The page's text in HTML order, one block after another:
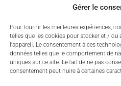
Gérer le
Pour fournir les meilleures expériences,
telles que les cookies pour stocker et / ou
l’appareil. Le consentement à ces
données telles que le comportement de
uniques sur ce site. Le fait de ne pas
consentement peut nuire à certaines
87270
05 55 39 34 09
Contacter la mairie
Horaires d'ouverture
Lundide 8h30 à 12h00
Mardi
de 8h30 à 12h00